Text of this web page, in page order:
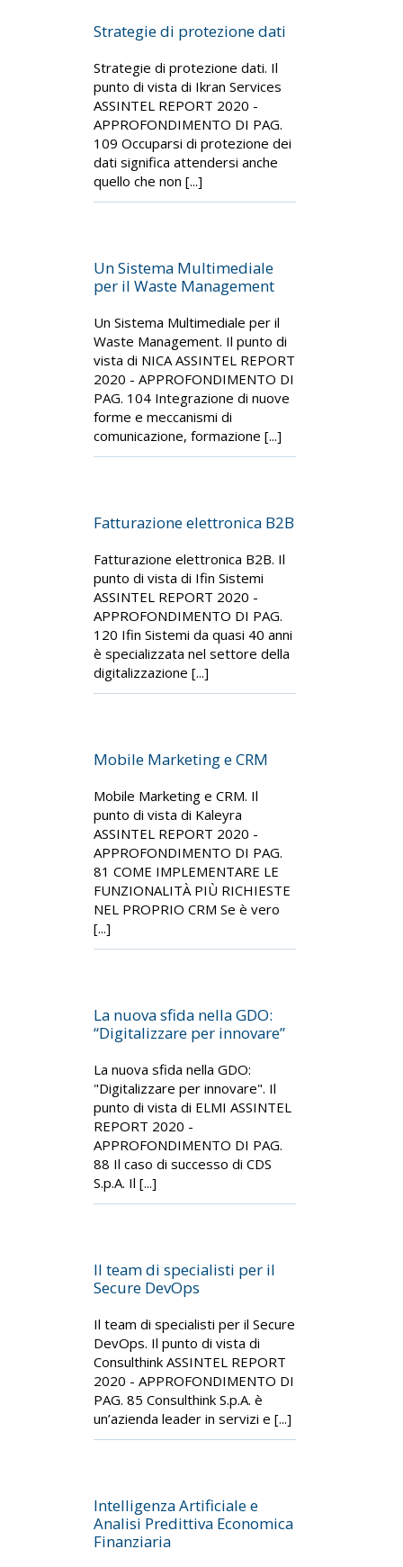
Strategie di protezione dati
Strategie di protezione dati. Il
punto di vista di Ikran Services
ASSINTEL REPORT 2020 -
APPROFONDIMENTO DI PAG.
109 Occuparsi di protezione dei
dati significa attendersi anche
quello che non [...]
Un Sistema Multimediale
per il Waste Management
Un Sistema Multimediale per il
Waste Management. Il punto di
vista di NICA ASSINTEL REPORT
2020 - APPROFONDIMENTO DI
PAG. 104 Integrazione di nuove
forme e meccanismi di
comunicazione, formazione [...]
Fatturazione elettronica B2B
Fatturazione elettronica B2B. Il
punto di vista di Ifin Sistemi
ASSINTEL REPORT 2020 -
APPROFONDIMENTO DI PAG.
120 Ifin Sistemi da quasi 40 anni
è specializzata nel settore della
digitalizzazione [...]
Mobile Marketing e CRM
Mobile Marketing e CRM. Il
punto di vista di Kaleyra
ASSINTEL REPORT 2020 -
APPROFONDIMENTO DI PAG.
81 COME IMPLEMENTARE LE
FUNZIONALITÀ PIÙ RICHIESTE
NEL PROPRIO CRM Se è vero
[...]
La nuova sfida nella GDO:
“Digitalizzare per innovare”
La nuova sfida nella GDO:
"Digitalizzare per innovare". Il
punto di vista di ELMI ASSINTEL
REPORT 2020 -
APPROFONDIMENTO DI PAG.
88 Il caso di successo di CDS
S.p.A. Il [...]
Il team di specialisti per il
Secure DevOps
Il team di specialisti per il Secure
DevOps. Il punto di vista di
Consulthink ASSINTEL REPORT
2020 - APPROFONDIMENTO DI
PAG. 85 Consulthink S.p.A. è
un’azienda leader in servizi e [...]
Intelligenza Artificiale e
Analisi Predittiva Economica
Finanziaria